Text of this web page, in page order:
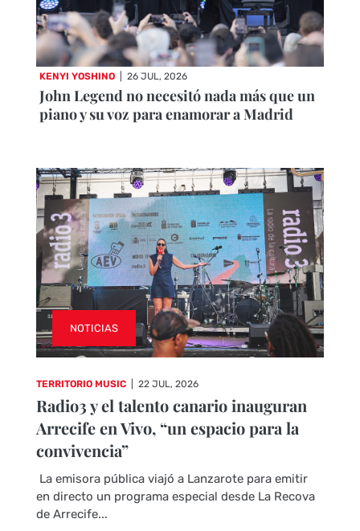
KENYI YOSHINO 26 JUL, 2026
John Legend no necesitó nada más que un
piano y su voz para enamorar a Madrid
NOTICIAS
TERRITORIO MUSIC 22 JUL, 2026
Radio3 y el talento canario inauguran
Arrecife en Vivo, “un espacio para la
convivencia”
La emisora pública viajó a Lanzarote para emitir
en directo un programa especial desde La Recova
de Arrecife...